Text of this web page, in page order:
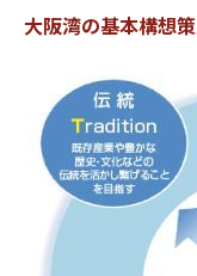
大阪湾の基本構想